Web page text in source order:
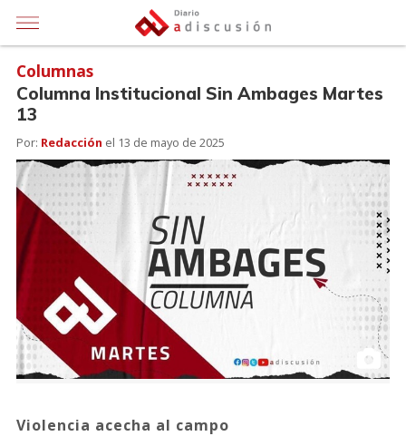
Columnas
Columna Institucional Sin Ambages Martes
13
Por: Redacción el 13 de mayo de 2025
Violencia acecha al campo